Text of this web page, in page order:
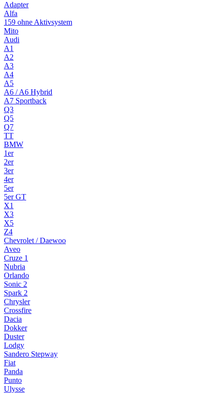
Adapter
Alfa
159 ohne Aktivsystem
Mito
Audi
A1
A2
A3
A4
A5
A6 / A6 Hybrid
A7 Sportback
Q3
Q5
Q7
TT
BMW
1er
2er
3er
4er
5er
5er GT
X1
X3
X5
Z4
Chevrolet / Daewoo
Aveo
Cruze 1
Nubria
Orlando
Sonic 2
Spark 2
Chrysler
Crossfire
Dacia
Dokker
Duster
Lodgy
Sandero Stepway
Fiat
Panda
Punto
Ulysse